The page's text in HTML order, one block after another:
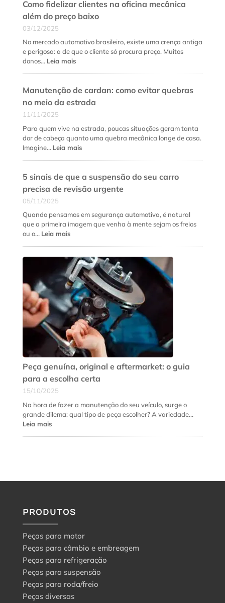
balanceamento:
qual
diferença
fundamental
e
quando
serviço?
Como fidelizar clientes na oficina mecânica
além do preço baixo
03/12/2025
No mercado automotivo brasileiro, existe uma crença antiga
e perigosa: a de que o cliente só procura preço. Muitos
donos… Leia mais:
clientes
na
além
do
preço
Manutenção de cardan: como evitar quebras
no meio da estrada
11/11/2025
Para quem vive na estrada, poucas situações geram tanta
dor de cabeça quanto uma quebra mecânica longe de casa.
Imagine… Leia mais:
cardan:
como
no
meio
5 sinais de que a suspensão do seu carro
precisa de revisão urgente
05/11/2025
Quando pensamos em segurança automotiva, é natural
que a primeira imagem que venha à mente sejam os freios
ou o… Leia mais:
de
que
a
suspensão
do
seu
carro
precisa
de
revisão
urgente
Peça genuína, original e aftermarket: o guia
para a escolha certa
15/10/2025
Na hora de fazer a manutenção do seu veículo, surge o
grande dilema: qual tipo de peça escolher? A variedade…
Leia mais:
o
a
PRODUTOS
Peças para motor
Peças para câmbio e embreagem
Peças para refrigeração
Peças para suspensão
Peças para roda/freio
Peças diversas